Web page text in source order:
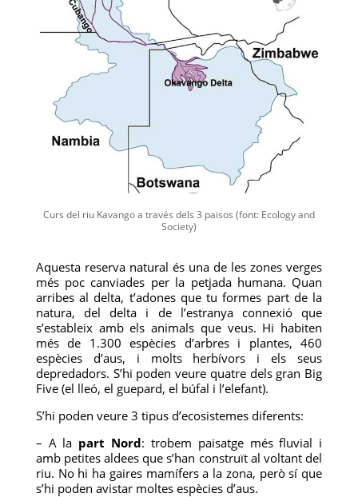
Curs del riu Kavango a través dels 3 països (font: Ecology and
Society)
Aquesta reserva natural és una de les zones verges
més poc canviades per la petjada humana. Quan
arribes al delta, t’adones que tu formes part de la
natura, del delta i de l’estranya connexió que
s’estableix amb els animals que veus. Hi habiten
més de 1.300 espècies d’arbres i plantes, 460
espècies d’aus, i molts herbívors i els seus
depredadors. S’hi poden veure quatre dels gran Big
Five (el lleó, el guepard, el búfal i l’elefant).
S’hi poden veure 3 tipus d’ecosistemes diferents:
– A la part Nord: trobem paisatge més fluvial i
amb petites aldees que s’han construït al voltant del
riu. No hi ha gaires mamífers a la zona, però sí que
s’hi poden avistar moltes espècies d’aus.